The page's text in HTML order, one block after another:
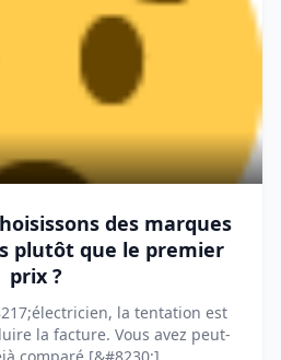
des marques
plutôt que le premier
prix ?
la tentation est
la facture. Vous avez peut-